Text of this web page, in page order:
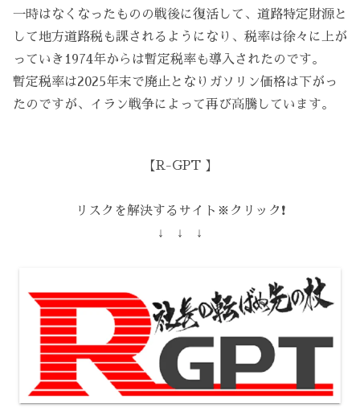
一時はなくなったものの戦後に復活して、道路特定財源と
して地方道路税も課されるようになり、税率は徐々に上が
っていき1974年からは暫定税率も導入されたのです。
暫定税率は2025年末で廃止となりガソリン価格は下がっ
たのですが、イラン戦争によって再び高騰しています。
【R-GPT 】
リスクを解決するサイト※クリック❗️
↓ ↓ ↓